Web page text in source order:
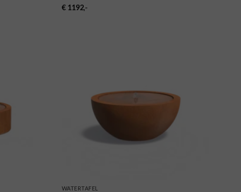
€1192,-
WATERTAFEL